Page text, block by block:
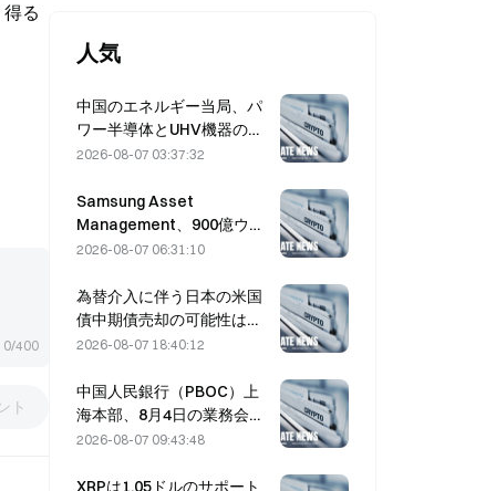
る
0/400
ト
人気
中国のエネルギー当局、パ
ワー半導体とUHV機器の技
術革新を推進。
2026-08-07 03:37:32
Samsung Asset
Management、900億ウォ
ン規模のファンドの運用先
選定
2026-08-07 06:31:10
為替介入に伴う日本の米国
債中期債売却の可能性は低
く、ロングエンド利回りへ
2026-08-07 18:40:12
中国人民銀行（PBOC）上
海本部、8月4日の業務会議
で暗号資産の取り締まりを
2026-08-07 09:43:48
XRPは1.05ドルのサポート